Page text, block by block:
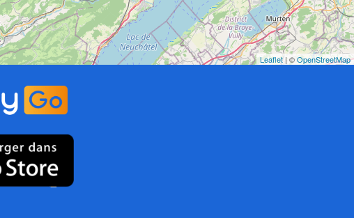
Leaflet| ©OpenStreetMap